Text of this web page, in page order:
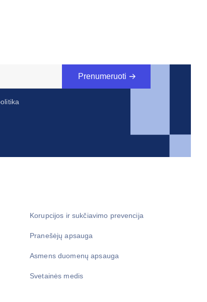
Prenumeruoti
Korupcijos ir sukčiavimo prevencija
Pranešėjų apsauga
Asmens duomenų apsauga
Svetainės medis